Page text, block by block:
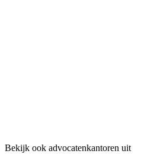
Bekijk ook advocatenkantoren uit